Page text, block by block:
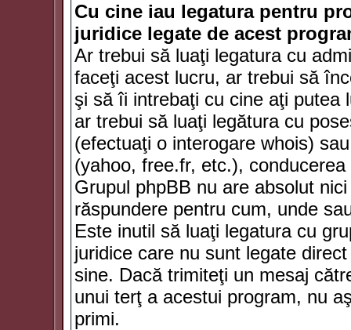
Cu cine iau legatura pentru
juridice legate de acest
Ar trebui să luaţi legatura cu
faceţi acest lucru, ar trebui să
şi să îi intrebaţi cu cine aţi putea
ar trebui să luaţi legătura cu
(efectuaţi o interogare whois)
(yahoo, free.fr, etc.),
Grupul phpBB nu are absolut
răspundere pentru cum, unde
Este inutil să luaţi legatura cu
juridice care nu sunt legate
sine. Dacă trimiteţi un mesaj
unui terţ a acestui program, nu
primi.